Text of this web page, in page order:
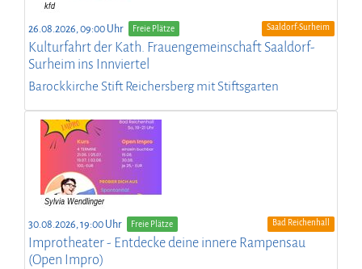
26.08.2026, 09:00 Uhr Freie Plätze Saaldorf-Surheim
Kulturfahrt der Kath. Frauengemeinschaft Saaldorf-
Surheim ins Innviertel
Barockkirche Stift Reichersberg mit Stiftsgarten
30.08.2026, 19:00 Uhr Freie Plätze Bad Reichenhall
Improtheater - Entdecke deine innere Rampensau
(Open Impro)